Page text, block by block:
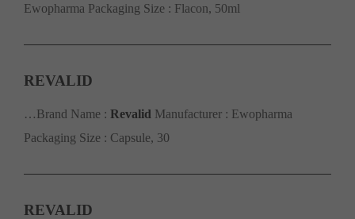
Ewopharma Packaging Size : Flacon, 50ml
REVALID
…Brand Name : Revalid Manufacturer : Ewopharma
Packaging Size : Capsule, 30
REVALID